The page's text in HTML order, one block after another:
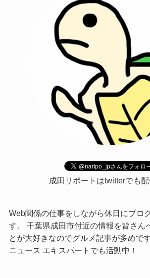
成田リポートはtwitterでも配
Web関係の仕事をしながら休日にブロ
す。 千葉県成田市付近の情報を皆さん
とが大好きなのでグルメ記事が多めで
ニュース エキスパートでも活動中！